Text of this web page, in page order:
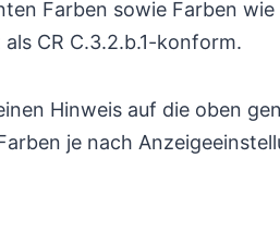
Farben sowie Farben wie
CR C.3.2.b.1-konform.
Hinweis auf die oben
je nach